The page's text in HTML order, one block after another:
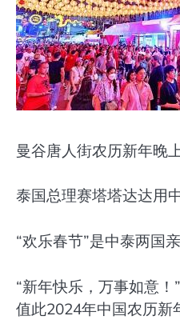
曼谷唐人街农历新年晚
泰国总理赛塔塔达达用
“欢乐春节”是中泰两国
“新年快乐，万事如意
值此2024年中国农历新